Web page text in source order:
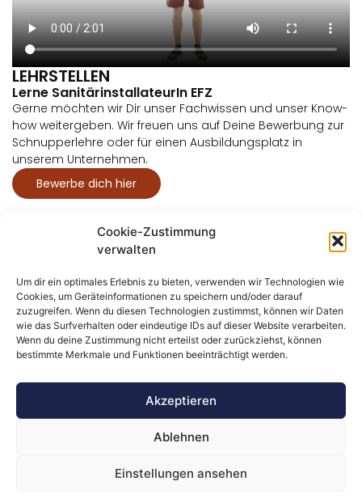
Cookie-Zustimmung
verwalten
Um dir ein optimales Erlebnis zu bieten, verwenden wir Technologien wie
Cookies, um Geräteinformationen zu speichern und/oder darauf
zuzugreifen. Wenn du diesen Technologien zustimmst, können wir Daten
wie das Surfverhalten oder eindeutige IDs auf dieser Website verarbeiten.
Wenn du deine Zustimmung nicht erteilst oder zurückziehst, können
bestimmte Merkmale und Funktionen beeinträchtigt werden.
Akzeptieren
Ablehnen
Einstellungen ansehen
LEHRSTELLEN
Lerne SanitärinstallateurIn EFZ
Gerne möchten wir Dir unser Fachwissen und unser Know-
how weitergeben. Wir freuen uns auf Deine Bewerbung zur
Schnupperlehre oder für einen Ausbildungsplatz in
unserem Unternehmen.
Bewerbe dich hier
Sanitär Schuler
GmbH
9056 Gais
info@sanitaer-
Home
Angebot
Über uns
Referenzen